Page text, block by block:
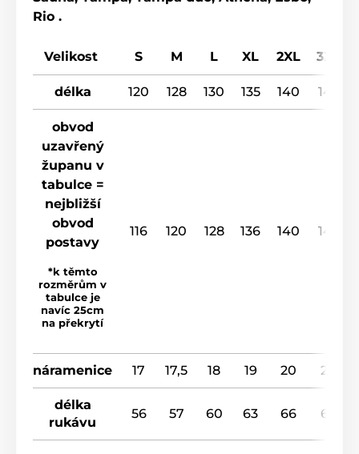
Rio .
Velikost S M L XL 2XL 3XL
délka 120 128 130 135 140 145
obvod
uzavřený
županu v
tabulce =
nejbližší
obvod
postavy
*k těmto
rozměrům v
tabulce je
navíc 25cm
na překrytí
116 120 128 136 140 148
náramenice 17 17,5 18 19 20 20
délka
rukávu
56 57 60 63 66 67